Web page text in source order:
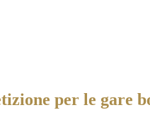
per le gare